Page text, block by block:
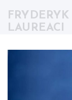
LAUREACI